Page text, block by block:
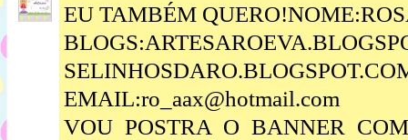
EU TAMBÉM
EMAIL:ro_aax@hotmail.com
VOU POSTRA O BANNER